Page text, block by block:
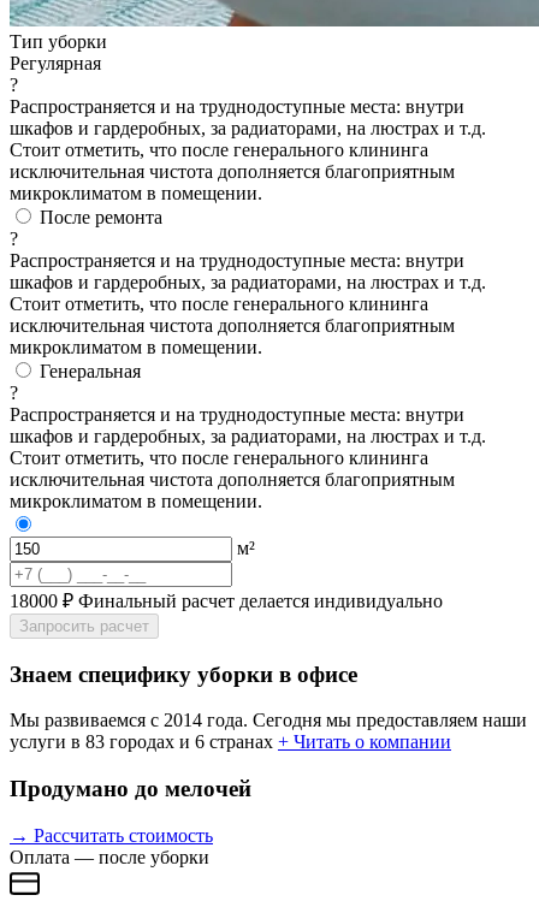
Тип уборки
Регулярная
?
Распространяется и на труднодоступные места: внутри
шкафов и гардеробных, за радиаторами, на люстрах и т.д.
Стоит отметить, что после генерального клининга
исключительная чистота дополняется благоприятным
микроклиматом в помещении.
После ремонта
?
Распространяется и на труднодоступные места: внутри
шкафов и гардеробных, за радиаторами, на люстрах и т.д.
Стоит отметить, что после генерального клининга
исключительная чистота дополняется благоприятным
микроклиматом в помещении.
Генеральная
?
Распространяется и на труднодоступные места: внутри
шкафов и гардеробных, за радиаторами, на люстрах и т.д.
Стоит отметить, что после генерального клининга
исключительная чистота дополняется благоприятным
микроклиматом в помещении.
м²
18000 ₽ Финальный расчет делается индивидуально
Запросить расчет
Знаем специфику уборки в офисе
Мы развиваемся с 2014 года. Сегодня мы предоставляем наши
услуги в 83 городах и 6 странах + Читать о компании
Продумано до мелочей
→ Рассчитать стоимость
Оплата — после уборки